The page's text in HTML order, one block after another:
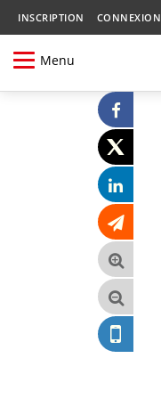
INSCRIPTION CONNEXION
Menu